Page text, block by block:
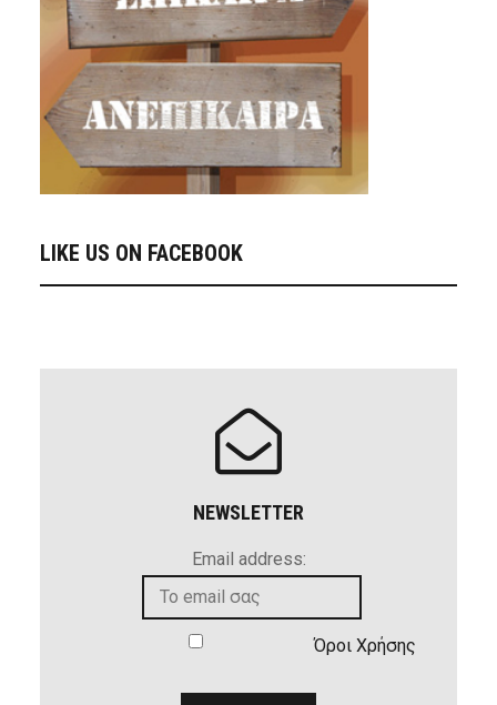
LIKE US ON FACEBOOK
NEWSLETTER
Email address:
Όροι Χρήσης